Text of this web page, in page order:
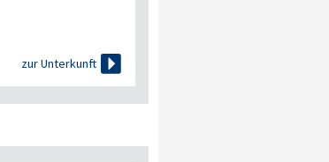
zur Unterkunft 